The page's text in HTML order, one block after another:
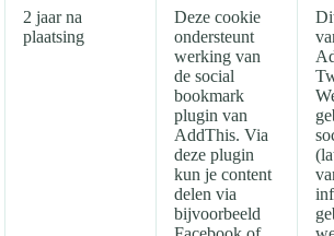
2 jaar na
plaatsing
Deze cookie
ondersteunt
werking van
de social
bookmark
plugin van
AddThis. Via
deze plugin
kun je content
delen via
bijvoorbeeld